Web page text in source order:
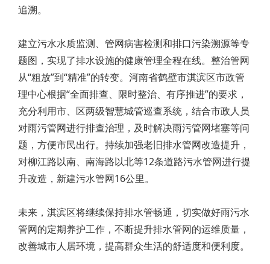
追溯。
建立污水水质监测、管网病害检测和排口污染溯源等专
题图，实现了排水设施的健康管理全程在线。整治管网
从“粗放”到“精准”的转变。河南省鹤壁市淇滨区市政管
理中心根据“全面排查、限时整治、有序推进”的要求，
充分利用市、区两级智慧城管巡查系统，结合市政人员
对雨污管网进行排查治理，及时解决雨污管网堵塞等问
题，方便市民出行。持续加强老旧排水管网改造提升，
对柳江路以南、南海路以北等12条道路污水管网进行提
升改造，新建污水管网16公里。
未来，淇滨区将继续保持排水管畅通，切实做好雨污水
管网的定期养护工作，不断提升排水管网的运维质量，
改善城市人居环境，提高群众生活的舒适度和便利度。